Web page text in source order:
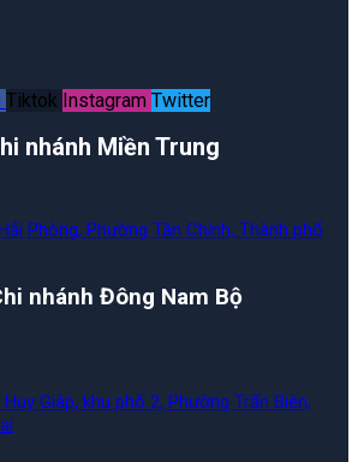
Tiktok Instagram Twitter
nhánh Miền Trung
Phòng, Phường Tân Chính, Thành phố
nhánh Đông Nam Bộ
Giáp, khu phố 2, Phường Trấn Biên,